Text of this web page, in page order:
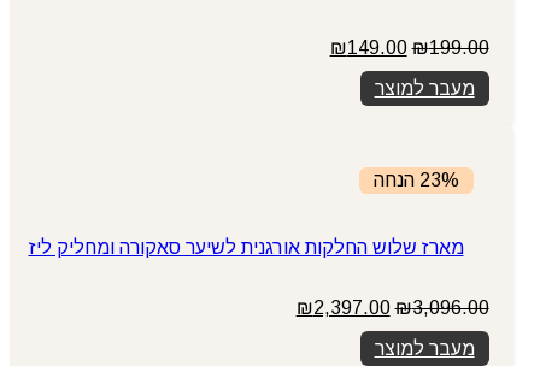
₪199.00
המחיר
המקורי
היה:
₪199.00.
₪149.00
מעבר למוצר
23% הנחה
מארז שלוש החלקות אורגנית לשיער סאקורה ומחליק ליז
₪3,096.00
המחיר
המקורי
היה:
₪2,397.00
מעבר למוצר